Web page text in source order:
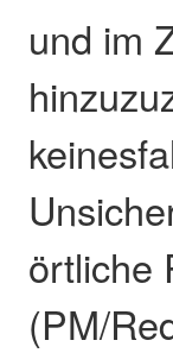
und im
örtliche
(PM/